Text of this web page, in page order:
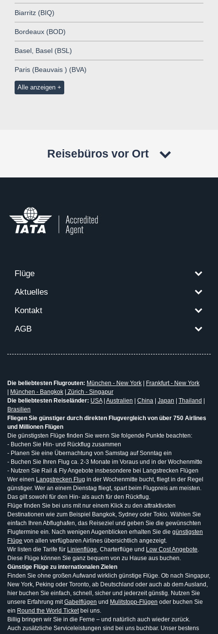
Biarritz (BIQ)
Bordeaux (BOD)
Basel, Basel (BSL)
Paris (Beauvais ) (BVA)
Alle anzeigen
Reisebüros vor Ort
Flüge
Aktuelles
Kontakt
AGB
Die beliebtesten Flugrouten: München - New York
Frankfurt - New York
München - Bangkok
Zürich - Singapur
Die beliebtesten Reiseländer: USA| Australien China Japan Thailand
Brasilien
Fliegen Sie günstiger durch direkten Flugvergleich von über 750 Airlines
und Millionen Flügen
Die günstigsten Flüge finden Sie wenn Sie folgende Punkte beachten:
- Buchen Sie Hin- und Rückflug zusammen
- Planen Sie eine Übernachtung von Samstag auf Sonntag ein
- Buchen Sie Ihren Flug ca. 2-3 Monate im Voraus und in der Wochenmitte
- Nutzen Sie Rail & Fly Angebote insbesondere bei Langstrecken Flügen
Wer einen Langstrecken Flug in der Wochenmitte bucht, fliegt in der Regel
günstiger. Wer an einem Dienstag fliegt, spart beim Flugpreis am meisten.
Das gilt sowohl für den Hin- als auch für den Rückflug.
Flüge finden Sie bei uns mit nur einem Klick zu den attraktivsten
Destinationen wie zum Beispiel Bangkok, Sydney oder Tokio. Wählen Sie
einfach Ihren Abflughafen, das Reiseziel und geben Sie die gewünschten
Flugtermine ein. Nach wenigen Augenblicken erhalten Sie die günstigsten
Flüge von allen verfügbaren Airlines übersichtlich angezeigt.
Wir listen die Tarife für Linienflüge, Charterflüge und Low Cost Angebote.
Diese Flüge können Sie ganz bequem von zu Hause aus buchen.
Günstige Flüge zu internationalen Zielen
Finden Sie ohne großen Aufwand wirklich günstige Flüge. Ob nach Singapur,
New York, Peking oder Toronto, ab Deutschland oder auch ab dem Ausland,
hier buchen Sie einfach, schnell, sicher und jederzeit günstig. Nutzen Sie
unsere Erfahrung mitGabelflügen und Mulitstopp-Flügen oder buchen Sie
ein Round the World Ticketbei uns.
Billig bringen wir Sie in die Ferne – und natürlich auch wieder zurück.
Auch zusätzliche Serviceleistungen sind bei uns buchbar. Unser bestens